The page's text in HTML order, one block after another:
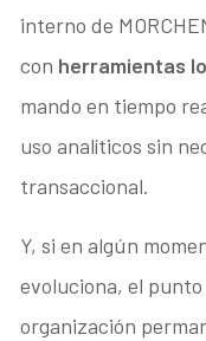
interno de
con herramientas
mando en tiempo
uso analíticos sin
transaccional.
Y, si en algún
evoluciona, el
organización